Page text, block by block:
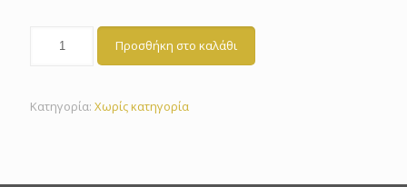
Προσθήκη στο καλάθι
Κατηγορία: Χωρίς κατηγορία